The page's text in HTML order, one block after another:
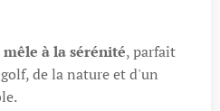
à la sérénité, parfait
de la nature et d'un